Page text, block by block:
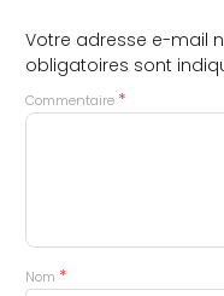
Votre adresse e-mail
obligatoires sont
Commentaire *
Nom *